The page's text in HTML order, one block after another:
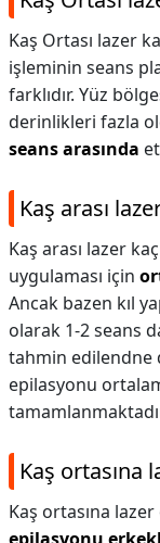
Kaş Ortası lazer
işleminin seans
farklıdır. Yüz
derinlikleri fazla
seans arasında
Kaş arası
Kaş arası lazer
uygulaması için
Ancak bazen kıl
olarak 1-2 seans
tahmin edilendne
epilasyonu
Kaş ortasına
Kaş ortasına